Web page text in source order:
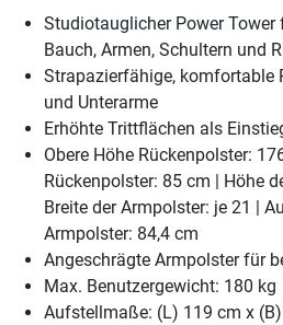
Studiotauglicher Power Tower
Bauch, Armen, Schultern und
Strapazierfähige, komfortable
und Unterarme
Erhöhte Trittflächen als
Obere Höhe Rückenpolster:
Rückenpolster: 85 cm | Höhe
Breite der Armpolster: je 21 |
Armpolster: 84,4 cm
Angeschrägte Armpolster für
Max. Benutzergewicht: 180 kg
Aufstellmaße: (L) 119 cm x